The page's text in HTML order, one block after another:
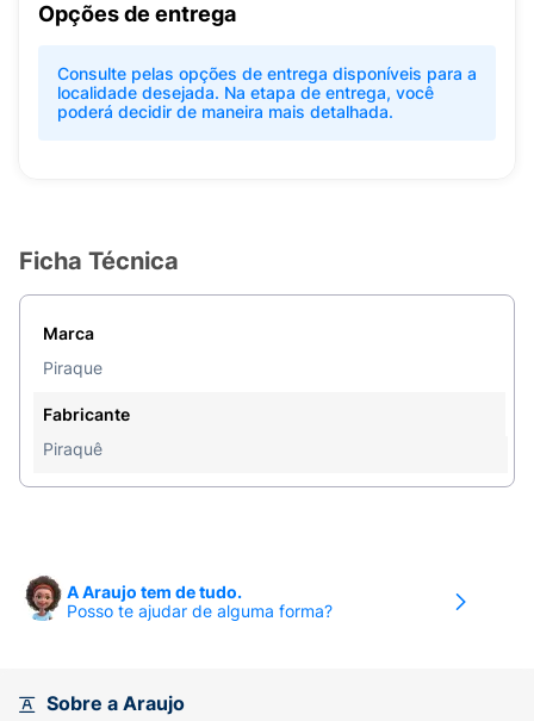
Opções de entrega
Consulte pelas opções de entrega disponíveis para a
localidade desejada. Na etapa de entrega, você
poderá decidir de maneira mais detalhada.
Ficha Técnica
Marca
Piraque
Fabricante
Piraquê
A Araujo tem de tudo.
Posso te ajudar de alguma forma?
Sobre a Araujo